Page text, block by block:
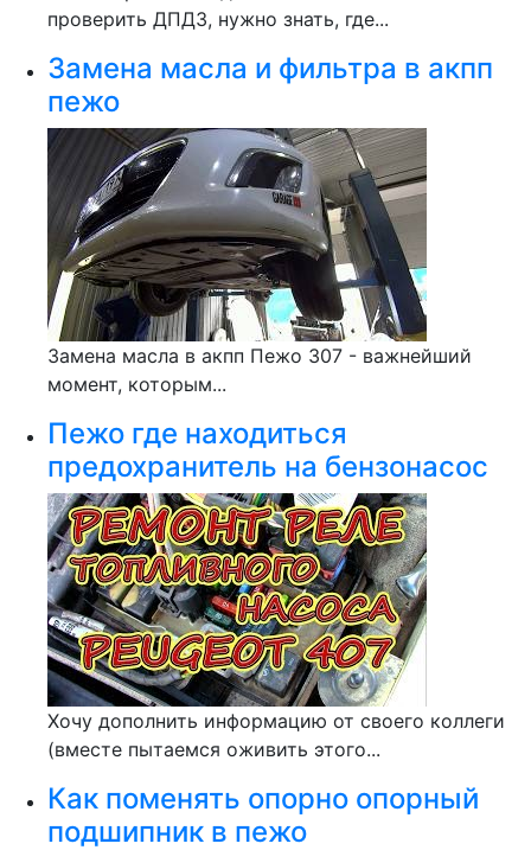
проверить ДПДЗ, нужно знать, где...
Замена масла и фильтра в акпп
пежо
Замена масла в акпп Пежо 307 - важнейший
момент, которым...
Пежо где находиться
предохранитель на бензонасос
Хочу дополнить информацию от своего коллеги
(вместе пытаемся оживить этого...
Как поменять опорно опорный
подшипник в пежо